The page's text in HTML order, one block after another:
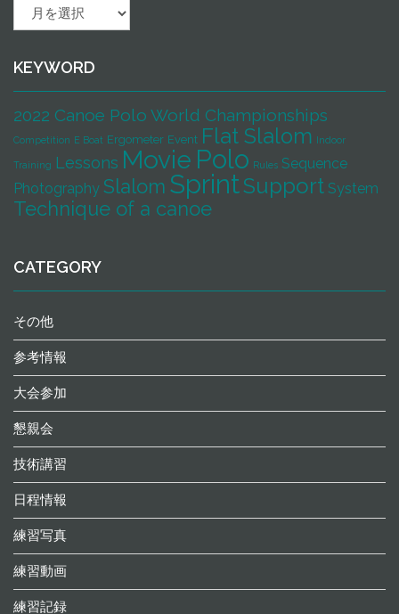
録
KEYWORD
2022 Canoe Polo World Championships
Competition E Boat Ergometer Event Flat Slalom Indoor
Training Lessons Movie Polo Rules Sequence
Photography Slalom SprintSupport System
Technique of a canoe
CATEGORY
その他
参考情報
大会参加
懇親会
技術講習
日程情報
練習写真
練習動画
練習記録